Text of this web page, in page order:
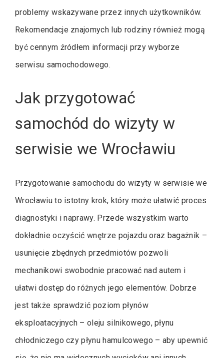
problemy wskazywane przez innych użytkowników.
Rekomendacje znajomych lub rodziny również mogą
być cennym źródłem informacji przy wyborze
serwisu samochodowego.
Jak przygotować
samochód do wizyty w
serwisie we Wrocławiu
Przygotowanie samochodu do wizyty w serwisie we
Wrocławiu to istotny krok, który może ułatwić proces
diagnostyki i naprawy. Przede wszystkim warto
dokładnie oczyścić wnętrze pojazdu oraz bagażnik –
usunięcie zbędnych przedmiotów pozwoli
mechanikowi swobodnie pracować nad autem i
ułatwi dostęp do różnych jego elementów. Dobrze
jest także sprawdzić poziom płynów
eksploatacyjnych – oleju silnikowego, płynu
chłodniczego czy płynu hamulcowego – aby upewnić